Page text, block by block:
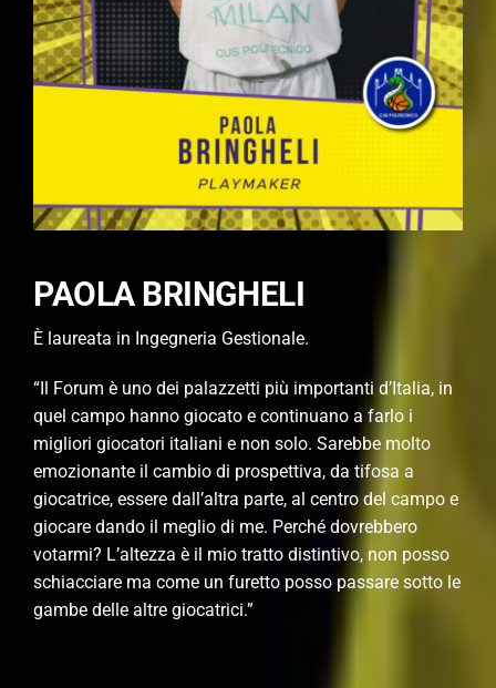
PAOLA BRINGHELI
È laureata in Ingegneria Gestionale.
“Il Forum è uno dei palazzetti più importanti d’Italia, in
quel campo hanno giocato e continuano a farlo i
migliori giocatori italiani e non solo. Sarebbe molto
emozionante il cambio di prospettiva, da tifosa a
giocatrice, essere dall’altra parte, al centro del campo e
giocare dando il meglio di me. Perché dovrebbero
votarmi? L’altezza è il mio tratto distintivo, non posso
schiacciare ma come un furetto posso passare sotto le
gambe delle altre giocatrici.”